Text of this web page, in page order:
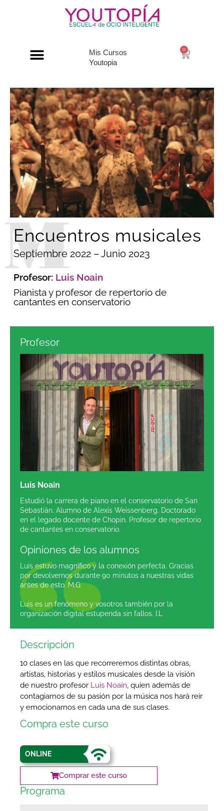
Mis Cursos
Youtopia
0
Encuentros musicales
Septiembre 2022 – Junio 2023
Profesor: Luis Noain
Pianista y profesor de repertorio de
cantantes en conservatorio
Profesor
Luis Noain
Estudió la carrera de piano en el conservatorio de San
Sebastián. Alumno de Alexis Weissenberg. Doctorado
en el legado docente de Chopin. Profesor de repertorio
de cantantes en conservatorio.
Opiniones de los alumnos
Luis estuvo magnífico y la conexión perfecta. Gracias
por devolvernos durante 90 minutos a nuestras vidas
antes de esto. M.G
Luis es un fenómeno y vosotros también por la
organización digital estupenda sin fallos. I.L
Descripción
10 clases en las que recorreremos distintas obras,
artistas, historias y estilos musicales desde la visión
de nuestro profesor Luis Noaín, quien además de
contagiarnos de su pasión por la música nos hará reír
y emocionarnos en cada una de sus clases.
Compra este curso
ONLINE
Comprar este curso
Programa